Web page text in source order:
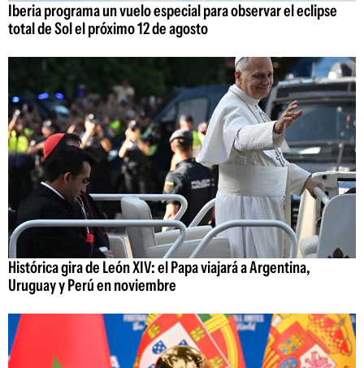
Iberia programa un vuelo especial para observar el eclipse
total de Sol el próximo 12 de agosto
Histórica gira de León XIV: el Papa viajará a Argentina,
Uruguay y Perú en noviembre